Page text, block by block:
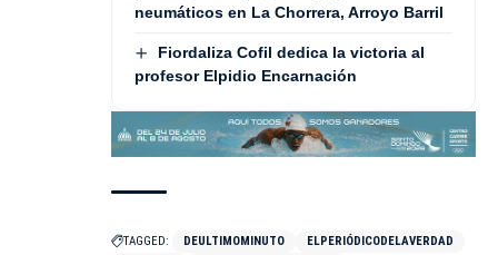
neumáticos en La Chorrera, Arroyo Barril
Fiordaliza Cofil dedica la victoria al
profesor Elpidio Encarnación
TAGGED: DEULTIMOMINUTO ELPERIÓDICODELAVERDAD